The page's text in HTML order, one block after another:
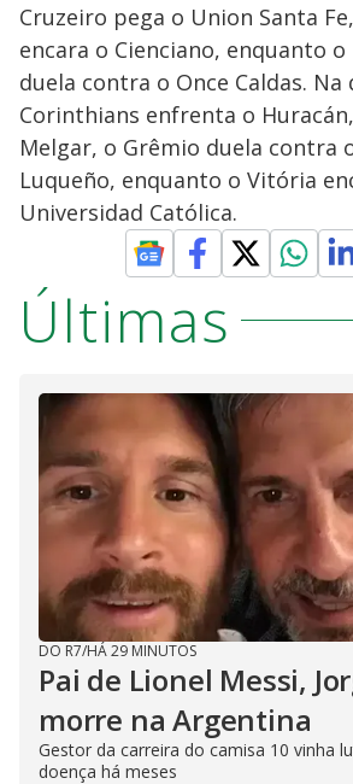
Cruzeiro pega o Union Santa
encara o Cienciano, enquanto o
duela contra o Once Caldas. Na
Corinthians enfrenta o
Melgar, o Grêmio duela contra
Luqueño, enquanto o Vitória
Universidad Católica.
Últimas
DO R7/HÁ 29 MINUTOS
Pai de Lionel Messi,
morre na Argentina
Gestor da carreira do camisa 10 vinha
doença há meses